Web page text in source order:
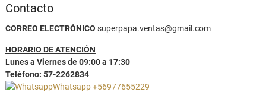
Contacto
CORREO ELECTRÓNICO superpapa.ventas@gmail.com
HORARIO DE ATENCIÓN
Lunes a Viernes de 09:00 a 17:30
Teléfono: 57-2262834
Whatsapp +56977655229